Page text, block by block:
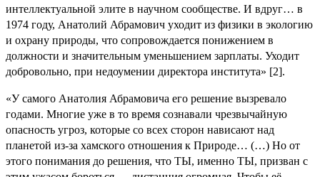
интеллектуальной элите в научном сообществе. И вдруг… в
1974 году, Анатолий Абрамович уходит из физики в экологию
и охрану природы, что сопровождается понижением в
должности и значительным уменьшением зарплаты. Уходит
добровольно, при недоумении директора института» [2].
«У самого Анатолия Абрамовича его решение вызревало
годами. Многие уже в то время сознавали чрезвычайную
опасность угроз, которые со всех сторон нависают над
планетой из-за хамского отношения к Природе… (…) Но от
этого понимания до решения, что ТЫ, именно ТЫ, призван с